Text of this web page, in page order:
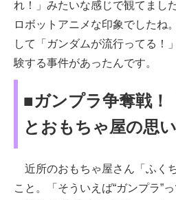
れ！」みたいな感じで観てまし
ロボットアニメな印象でしたね
して「ガンダムが流行ってる！
験する事件があったんです。
■ガンプラ争奪戦！
とおもちゃ屋の思
近所のおもちゃ屋さん「ふく
こと。「そういえば“ガンプラ”